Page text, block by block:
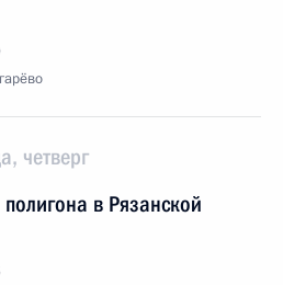
четверг
в Рязанской